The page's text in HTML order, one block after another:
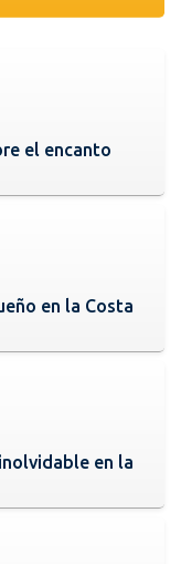
el encanto
en la Costa
en la